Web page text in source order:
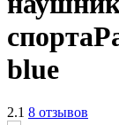
спорта
blue
2.1 8 отзывов